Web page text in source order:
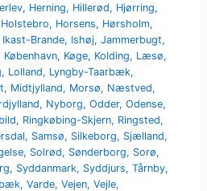
, Herning, Hillerød, Hjørring,
Holstebro, Horsens, Hørsholm,
Ikast-Brande, Ishøj,Jammerbugt,
København, Køge, Kolding, Læsø,
, Lolland, Lyngby-Taarbæk,
, Midtjylland, Morsø, Næstved,
, Nyborg,Odder,Odense,
, Ringkøbing-Skjern, Ringsted,
, Samsø, Silkeborg, Sjælland,
, Solrød, Sønderborg, Sorø,
, Syddanmark, Syddjurs,Tårnby,
,Varde,Vejen,Vejle,